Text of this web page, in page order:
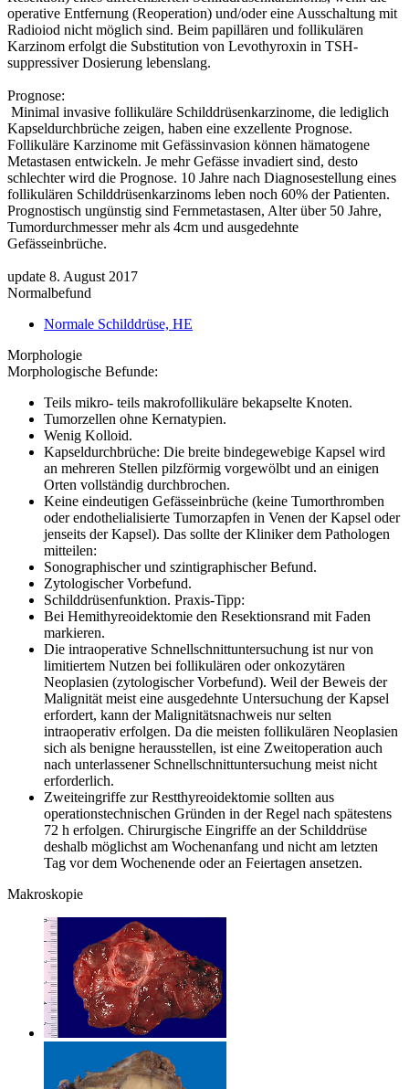
operative Entfernung (Reoperation) und/oder eine Ausschaltung mit
Radioiod nicht möglich sind. Beim papillären und follikulären
Karzinom erfolgt die Substitution von Levothyroxin in TSH-
suppressiver Dosierung lebenslang.
Prognose:
Minimal invasive follikuläre Schilddrüsenkarzinome, die lediglich
Kapseldurchbrüche zeigen, haben eine exzellente Prognose.
Follikuläre Karzinome mit Gefässinvasion können hämatogene
Metastasen entwickeln. Je mehr Gefässe invadiert sind, desto
schlechter wird die Prognose. 10 Jahre nach Diagnosestellung eines
follikulären Schilddrüsenkarzinoms leben noch 60% der Patienten.
Prognostisch ungünstig sind Fernmetastasen, Alter über 50 Jahre,
Tumordurchmesser mehr als 4cm und ausgedehnte
Gefässeinbrüche.
update 8. August 2017
Normalbefund
Normale Schilddrüse, HE
Morphologie
Morphologische Befunde:
Teils mikro- teils makrofollikuläre bekapselte Knoten.
Tumorzellen ohne Kernatypien.
Wenig Kolloid.
Kapseldurchbrüche: Die breite bindegewebige Kapsel wird
an mehreren Stellen pilzförmig vorgewölbt und an einigen
Orten vollständig durchbrochen.
Keine eindeutigen Gefässeinbrüche (keine Tumorthromben
oder endothelialisierte Tumorzapfen in Venen der Kapsel oder
jenseits der Kapsel). Das sollte der Kliniker dem Pathologen
mitteilen:
Sonographischer und szintigraphischer Befund.
Zytologischer Vorbefund.
Schilddrüsenfunktion. Praxis-Tipp:
Bei Hemithyreoidektomie den Resektionsrand mit Faden
markieren.
Die intraoperative Schnellschnittuntersuchung ist nur von
limitiertem Nutzen bei follikulären oder onkozytären
Neoplasien (zytologischer Vorbefund). Weil der Beweis der
Malignität meist eine ausgedehnte Untersuchung der Kapsel
erfordert, kann der Malignitätsnachweis nur selten
intraoperativ erfolgen. Da die meisten follikulären Neoplasien
sich als benigne herausstellen, ist eine Zweitoperation auch
nach unterlassener Schnellschnittuntersuchung meist nicht
erforderlich.
Zweiteingriffe zur Restthyreoidektomie sollten aus
operationstechnischen Gründen in der Regel nach spätestens
72 h erfolgen. Chirurgische Eingriffe an der Schilddrüse
deshalb möglichst am Wochenanfang und nicht am letzten
Tag vor dem Wochenende oder an Feiertagen ansetzen.
Makroskopie